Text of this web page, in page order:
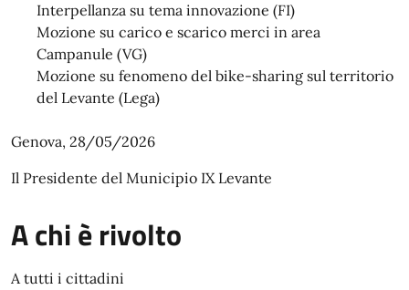
Interpellanza su tema innovazione (FI)
Mozione su carico e scarico merci in area
Campanule (VG)
Mozione su fenomeno del bike-sharing sul territorio
del Levante (Lega)
Genova, 28/05/2026
Il Presidente del Municipio IX Levante
A chi è rivolto
A tutti i cittadini